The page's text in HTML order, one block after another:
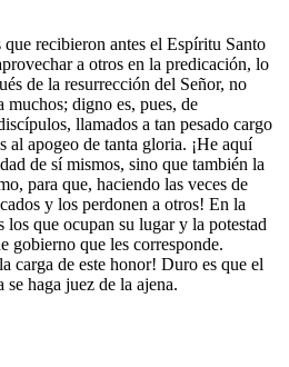
recibieron antes el Espíritu Santo
a otros en la predicación, lo
de la resurrección del Señor, no
muchos; digno es, pues, de
llamados a tan pesado cargo
al apogeo de tanta gloria. ¡He aquí
de sí mismos, sino que también la
para que, haciendo las veces de
y los perdonen a otros! En la
los que ocupan su lugar y la potestad
gobierno que les corresponde.
carga de este honor! Duro es que el
haga juez de la ajena.